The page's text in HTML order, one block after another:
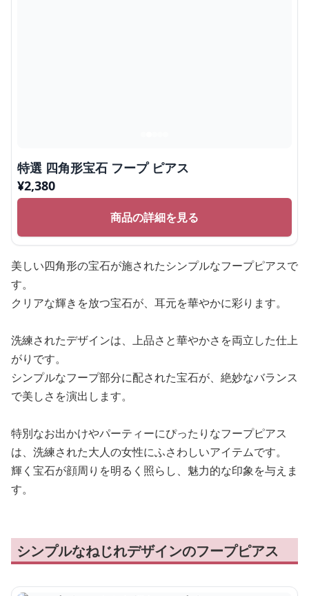
特選 四角形宝石 フープ ピアス
¥2,380
商品の詳細を見る
美しい四角形の宝石が施されたシンプルなフープピアスで
す。
クリアな輝きを放つ宝石が、耳元を華やかに彩ります。
洗練されたデザインは、上品さと華やかさを両立した仕上
がりです。
シンプルなフープ部分に配された宝石が、絶妙なバランス
で美しさを演出します。
特別なお出かけやパーティーにぴったりなフープピアス
は、洗練された大人の女性にふさわしいアイテムです。
輝く宝石が顔周りを明るく照らし、魅力的な印象を与えま
す。
シンプルなねじれデザインのフープピアス